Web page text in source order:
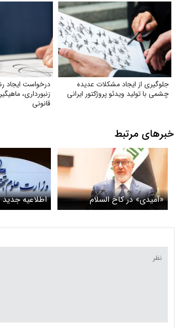
جلوگیری از ایجاد مشکلات عدیده
چشمی با تولید ویدئو پروژکتور ایرانی
درخواست ایجاد
زنبورداری،
قانونی
خبرهای مرتبط
«آمیدی» در کاخ السلام
اطلاعیه جدید
نحوه فعالیت